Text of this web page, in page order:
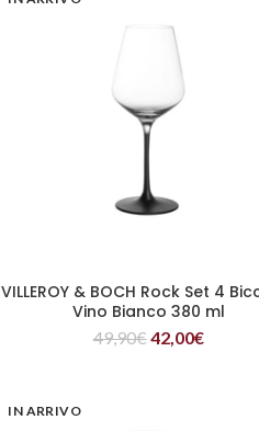
LEGGI TUTTO
VILLEROY & BOCH Rock Set 4
Vino Bianco 380 ml
49,90€42,00€
IN ARRIVO